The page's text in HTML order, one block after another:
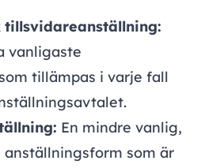
tillsvidareanställning:
vanligaste
tillämpas i varje fall
En mindre vanlig,
som är